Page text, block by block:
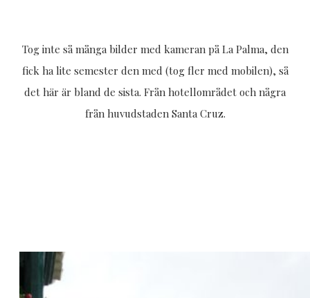
Tog inte så många bilder med kameran på La Palma, den
fick ha lite semester den med (tog fler med mobilen), så
det här är bland de sista. Från hotellområdet och några
från huvudstaden Santa Cruz.